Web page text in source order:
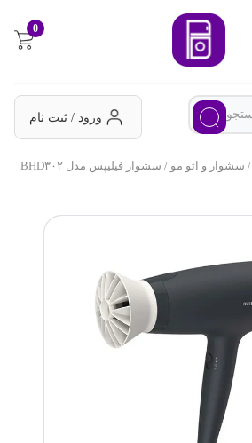
0
ورود / ثبت نام
سشوار و اتو مو/ سشوار فیلیپس مدل BHD۳۰۲